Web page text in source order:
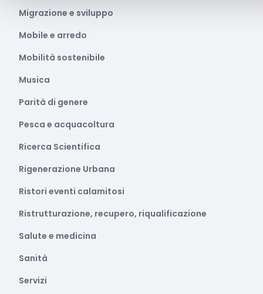
Migrazione e sviluppo
Mobile e arredo
Mobilità sostenibile
Musica
Parità di genere
Pesca e acquacoltura
Ricerca Scientifica
Rigenerazione Urbana
Ristori eventi calamitosi
Ristrutturazione, recupero, riqualificazione
Salute e medicina
Sanità
Servizi